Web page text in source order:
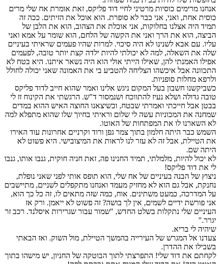
אנחנו מרימים כוסיות מרטיני לחיי דוד פליקס, זאת אומרת אח שלי מרים
כוסית אחת, ואני, אני כבר לא סופרת. הוא אוכל את הזיתים. ככה זה
תמיד היה אצלנו בחלוקות, אני אוכלת את הצהוב, הוא את הלבן של
הביצה, הוא את הרך ואני את הקשה של הלחם, הוא שומר על אמא ואני
עליו. עם אבא לשנינו לא היה סיכוי. למרות שהיו פעמים שראיתי בעיניים
שלה את השאלה, למה לא יכולתי להיות ילדה קצת יותר טובה, לפעמים
אפילו האמנתי להן, שאילו הייתי אולי הוא היה נשאר איתנו. היא בטח לא
התכוונה אבל איכשהו הצליחה להטביע בי את האמונה שאני יכולה לחולל
ולרפא מחלות סופניות.
כשביקשנו חשבון בעל המקום ניגש אלינו ואמר שהוא חייב לדוד פליקס
טובה גדולה ושלא נעיז להתווכח ושנמסור ד"ש. הרגשתי את הקינוח זז לי
בבטן אבל חייכתי ואמרתי שבטח, וכשיצאנו החוצה האיש ההוא במדים
שמחנה את המכוניות עשה לי שלום וראיתי בחיוך שלו שהוא מתפלא למה
לא השארנו לו את המפתחות של האוטו.
השמש כבר היתה חלמון בתוך צמר גפן ורוד וקרניים אחרונות עוד האירו
את הטיילת, אבל זה לא עזר לנו לראות את המיצובישי. היא פשוט לא
היתה שם.
לא יכול להיות, מלמלתי, תמיד החנינו פה, זאת חניה חוקית, גנבו אותו, גנבו
לי את דוד פליקס!
ניצוץ של הבנה בעיניים של אח שלי, הוא תופס אותי לפני שאני נופלת,
נחנקת, אבל גם הוא לא מחזיק מעמד ואנחנו מתקפלים לשניים, מתיישבים
על המדרכה, כמעט משתינים. אוח, כמה שזה מתאים לו, זה כל כך הוא,
אני פורשת ידיים לשמים, אין לך בושה? זה פשוט לא ייאמן. ורק אז
העיניים שלי נתקלות בשלט החדש, "שמור עבור שגרירות איסלנד. רכב זר
יגרר."
שיהיה לי בריא.
צעדנו אל המגרש של העירייה בהמשך הטיילת, מול השוק. ואז הבאתי
בשבילו את ההדרן.
לקחתם את דוד שלי! התפרצתי לתוך הבוטקה של החניון, יש מישהו בתוך